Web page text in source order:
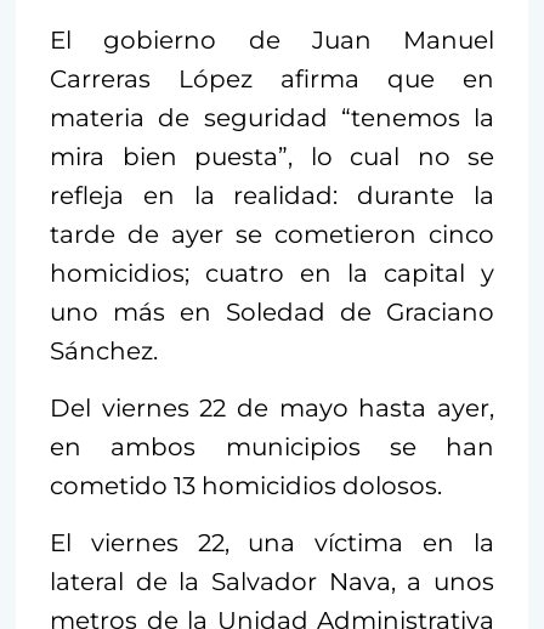
El gobierno de Juan Manuel
Carreras López afirma que en
materia de seguridad “tenemos la
mira bien puesta”, lo cual no se
refleja en la realidad: durante la
tarde de ayer se cometieron cinco
homicidios; cuatro en la capital y
uno más en Soledad de Graciano
Sánchez.
Del viernes 22 de mayo hasta ayer,
en ambos municipios se han
cometido 13 homicidios dolosos.
El viernes 22, una víctima en la
lateral de la Salvador Nava, a unos
metros de la Unidad Administrativa